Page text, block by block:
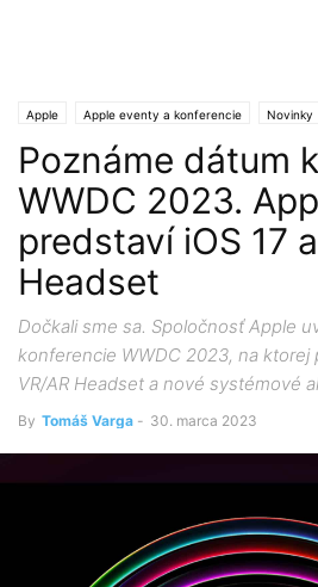
Apple Apple eventy a konferencie Novinky
Poznáme dátum
WWDC 2023.
predstaví iOS 17
Headset
Dočkali sme sa. Spoločnosť Apple
konferencie WWDC 2023, na ktorej
VR/AR Headset a nové systémové
By Tomáš Varga - 30. marca 2023